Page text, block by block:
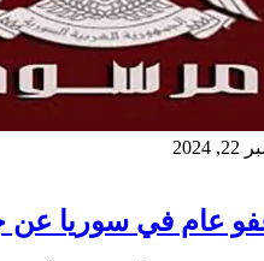
في سوريا عن جرائم